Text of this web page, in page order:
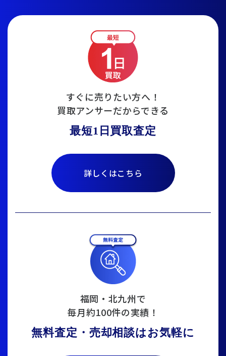
すぐに売りたい方へ！
買取アンサーだからできる
最短1日買取査定
詳しくはこちら
福岡・北九州で
毎月約100件の実績！
無料査定・売却相談はお気軽に